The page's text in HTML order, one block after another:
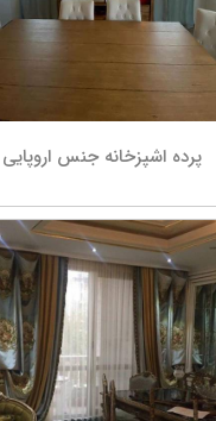
پرده اشپزخانه جنس اروپایی